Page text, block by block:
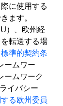
に使用する
ます。
）、欧州経
転送する場
標準的契約条
ームワー
ームワーク
イバシー
る欧州委員